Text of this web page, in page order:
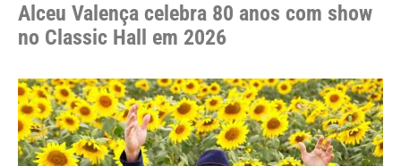
Alceu Valença celebra 80 anos com show
no Classic Hall em 2026